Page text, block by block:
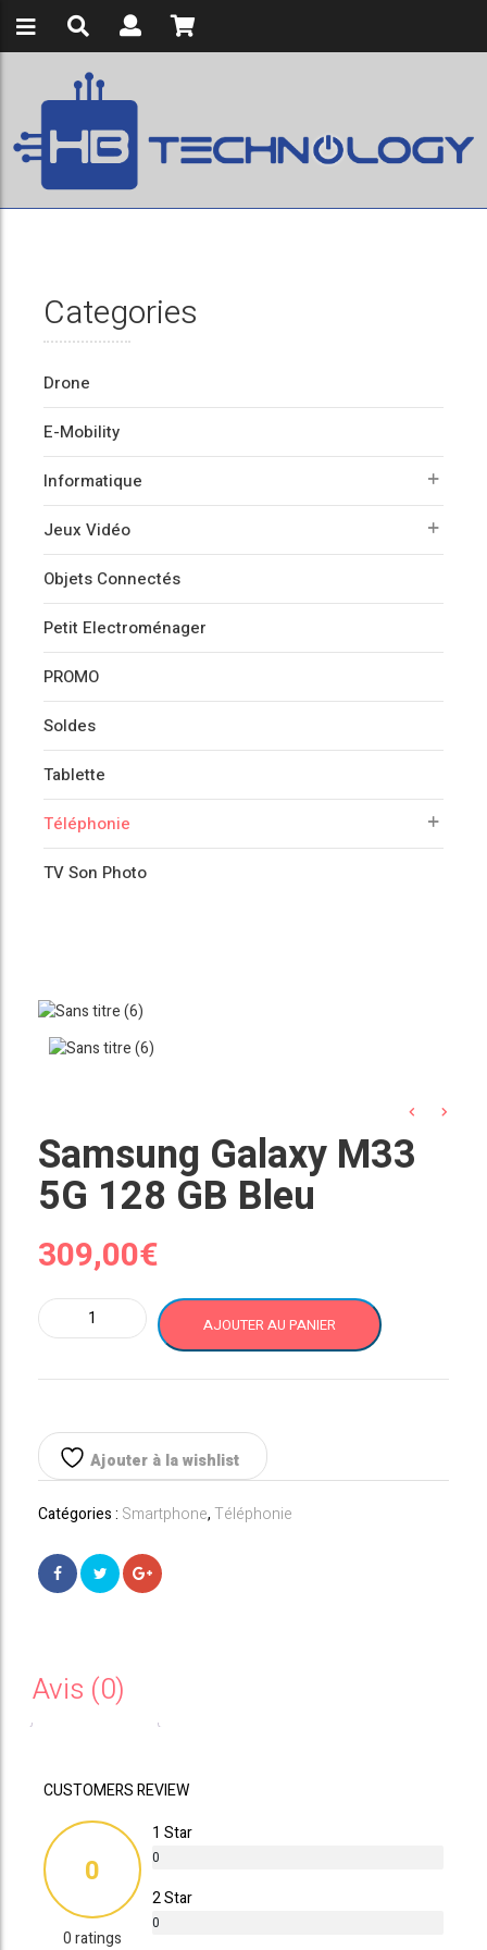
Categories
Drone
E-Mobility
Informatique
Jeux Vidéo
Objets Connectés
Petit Electroménager
PROMO
Soldes
Tablette
Téléphonie
TV Son Photo
Samsung Galaxy M33
5G 128 GB Bleu
309,00€
quantité
de
Galaxy
5G
128
GB
AJOUTER AU PANIER
Ajouter à la wishlist
Catégories : Smartphone,Téléphonie
Avis (0)
CUSTOMERS REVIEW
0
0 ratings
1 Star
0
2 Star
0